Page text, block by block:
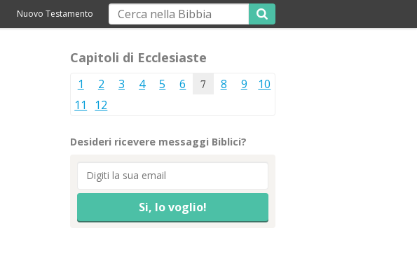
Nuovo Testamento
Capitoli di Ecclesiaste
1 2 3 4 5 6 7 8 9
10
11
12
Desideri ricevere messaggi Biblici?